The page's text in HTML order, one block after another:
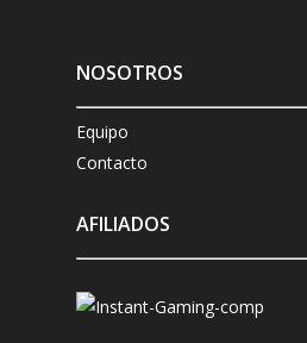
NOSOTROS
Equipo
Contacto
AFILIADOS